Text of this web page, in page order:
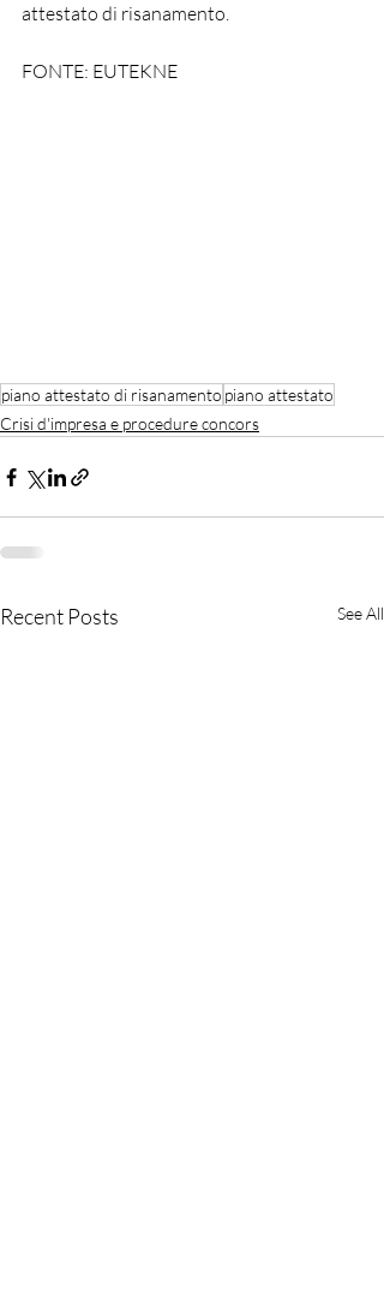
attestato di risanamento.
FONTE: EUTEKNE
piano attestato di risanamento piano attestato
Crisi d'impresa e procedure concors
Recent Posts See All